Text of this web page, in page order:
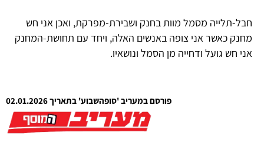
חבל-תלייה מסמל מוות בחנק ושבירת-מפרקת, ואכן אני חש
מחנק כאשר אני צופה באנשים האלה, ויחד עם תחושת-המחנק
אני חש גועל ודחייה מן הסמל ונושאיו.
פורסם במעריב 'סופהשבוע' בתאריך 02.01.2026